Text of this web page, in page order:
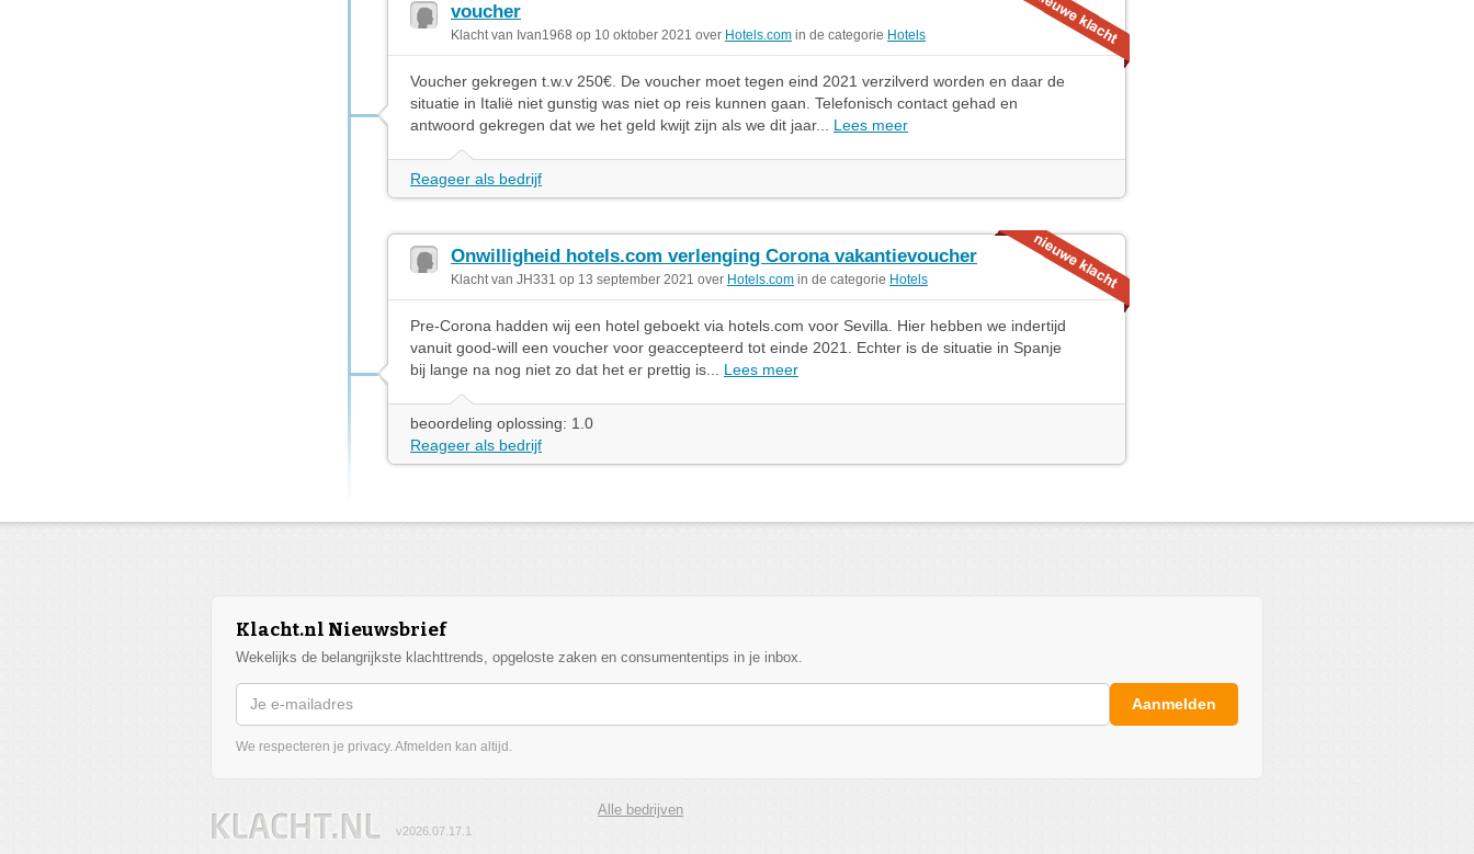
voucher
Klacht van Ivan1968 op 10 oktober 2021 over Hotels.com in de categorie Hotels
Voucher gekregen t.w.v 250€. De voucher moet tegen eind 2021 verzilverd worden en daar de
situatie in Italië niet gunstig was niet op reis kunnen gaan. Telefonisch contact gehad en
antwoord gekregen dat we het geld kwijt zijn als we dit jaar... Lees meer
Reageer als bedrijf
Onwilligheid hotels.com verlenging Corona vakantievoucher
Klacht van JH331 op 13 september 2021 over Hotels.com in de categorie Hotels
Pre-Corona hadden wij een hotel geboekt via hotels.com voor Sevilla. Hier hebben we indertijd
vanuit good-will een voucher voor geaccepteerd tot einde 2021. Echter is de situatie in Spanje
bij lange na nog niet zo dat het er prettig is... Lees meer
beoordeling oplossing: 1.0
Reageer als bedrijf
Klacht.nl Nieuwsbrief
Wekelijks de belangrijkste klachttrends, opgeloste zaken en consumententips in je inbox.
Aanmelden
We respecteren je privacy. Afmelden kan altijd.
Alle bedrijven
v2026.07.17.1